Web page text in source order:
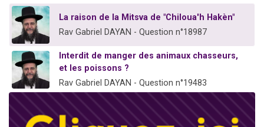
La raison de la Mitsva de "Chiloua'h Hakèn"
Rav Gabriel DAYAN - Question n°18987
Interdit de manger des animaux chasseurs,
et les poissons ?
Rav Gabriel DAYAN - Question n°19483